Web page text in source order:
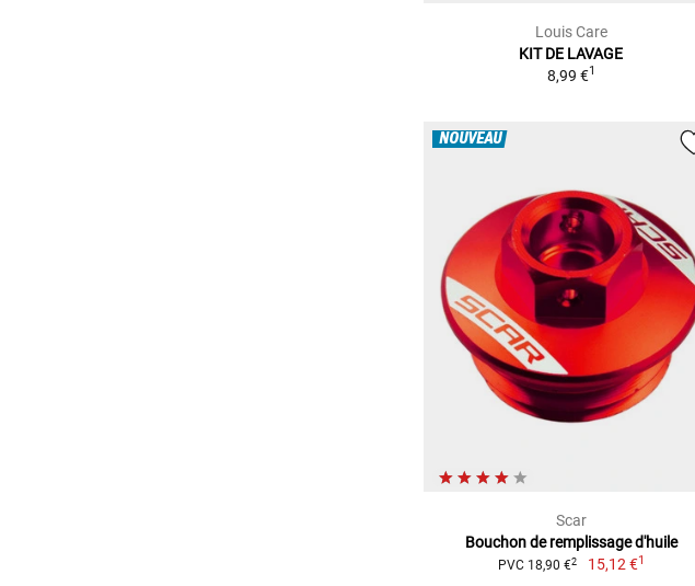
Louis Care
KIT DE LAVAGE
8,99 €1
NOUVEAU
Scar
Bouchon de remplissage d'huile
PVC 18,90 €2 15,12 €1